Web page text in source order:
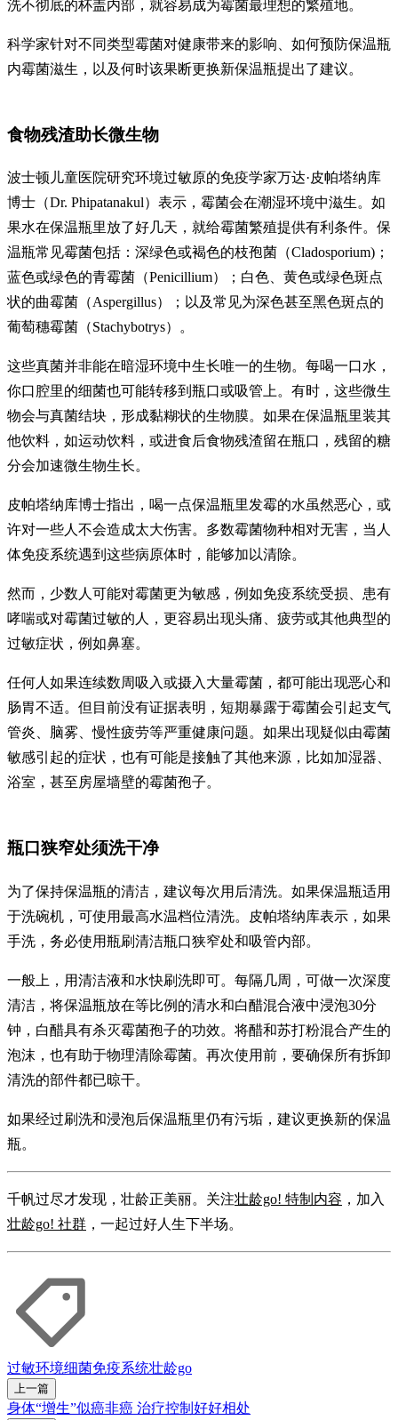
洗不彻底的杯盖内部，就容易成为霉菌最理想的繁殖地。
科学家针对不同类型霉菌对健康带来的影响、如何预防保温瓶
内霉菌滋生，以及何时该果断更换新保温瓶提出了建议。
食物残渣助长微生物
波士顿儿童医院研究环境过敏原的免疫学家万达·皮帕塔纳库
博士（Dr. Phipatanakul）表示，霉菌会在潮湿环境中滋生。如
果水在保温瓶里放了好几天，就给霉菌繁殖提供有利条件。保
温瓶常见霉菌包括：深绿色或褐色的枝孢菌（Cladosporium)；
蓝色或绿色的青霉菌（Penicillium）；白色、黄色或绿色斑点
状的曲霉菌（Aspergillus）；以及常见为深色甚至黑色斑点的
葡萄穗霉菌（Stachybotrys）。
这些真菌并非能在暗湿环境中生长唯一的生物。每喝一口水，
你口腔里的细菌也可能转移到瓶口或吸管上。有时，这些微生
物会与真菌结块，形成黏糊状的生物膜。如果在保温瓶里装其
他饮料，如运动饮料，或进食后食物残渣留在瓶口，残留的糖
分会加速微生物生长。
皮帕塔纳库博士指出，喝一点保温瓶里发霉的水虽然恶心，或
许对一些人不会造成太大伤害。多数霉菌物种相对无害，当人
体免疫系统遇到这些病原体时，能够加以清除。
然而，少数人可能对霉菌更为敏感，例如免疫系统受损、患有
哮喘或对霉菌过敏的人，更容易出现头痛、疲劳或其他典型的
过敏症状，例如鼻塞。
任何人如果连续数周吸入或摄入大量霉菌，都可能出现恶心和
肠胃不适。但目前没有证据表明，短期暴露于霉菌会引起支气
管炎、脑雾、慢性疲劳等严重健康问题。如果出现疑似由霉菌
敏感引起的症状，也有可能是接触了其他来源，比如加湿器、
浴室，甚至房屋墙壁的霉菌孢子。
瓶口狭窄处须洗干净
为了保持保温瓶的清洁，建议每次用后清洗。如果保温瓶适用
于洗碗机，可使用最高水温档位清洗。皮帕塔纳库表示，如果
手洗，务必使用瓶刷清洁瓶口狭窄处和吸管内部。
一般上，用清洁液和水快刷洗即可。每隔几周，可做一次深度
清洁，将保温瓶放在等比例的清水和白醋混合液中浸泡30分
钟，白醋具有杀灭霉菌孢子的功效。将醋和苏打粉混合产生的
泡沫，也有助于物理清除霉菌。再次使用前，要确保所有拆卸
清洗的部件都已晾干。
如果经过刷洗和浸泡后保温瓶里仍有污垢，建议更换新的保温
瓶。
千帆过尽才发现，壮龄正美丽。关注壮龄go! 特制内容 ，加入
壮龄go! 社群 ，一起过好人生下半场。
过敏环境细菌免疫系统壮龄go
上一篇
身体“增生”似癌非癌 治疗控制好好相处